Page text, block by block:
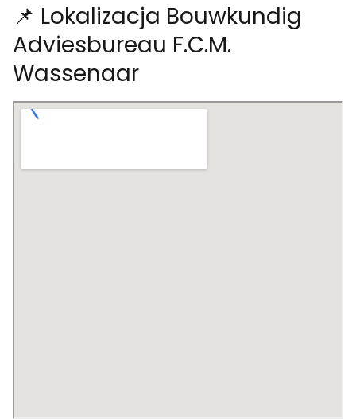
📌 Lokalizacja Bouwkundig
Adviesbureau F.C.M.
Wassenaar